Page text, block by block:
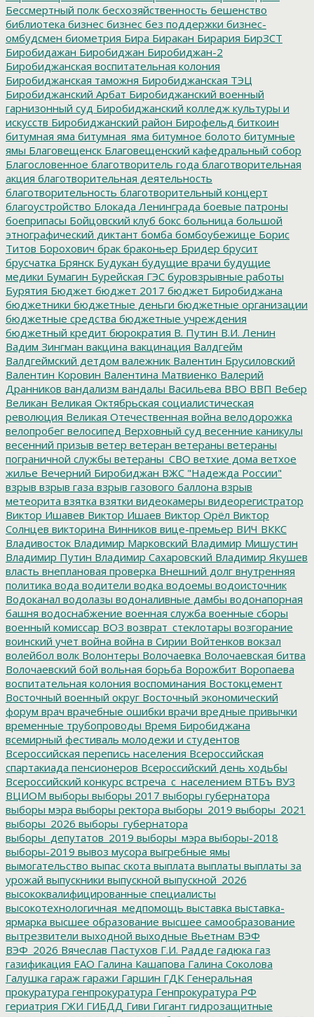
Бессмертный полк бесхозяйственность бешенство
библиотека бизнес бизнес без поддержки бизнес-
омбудсмен биометрия Бира Биракан Бирария БирЗСТ
Биробидажан Биробиджан Биробиджан-2
Биробиджанская воспитательная колония
Биробиджанская таможня Биробиджанская ТЭЦ
Биробиджанский Арбат Биробиджанский военный
гарнизонный суд Биробиджанский колледж культуры и
искусств Биробиджанский район Бирофельд биткоин
битумная яма битумная_яма битумное болото битумные
ямы Благовещенск Благовещенский кафедральный собор
Благословенное благотворитель года благотворительная
акция благотворительная деятельность
благотворительность благотворительный концерт
благоустройство Блокада Ленинграда боевые патроны
боеприпасы Бойцовский клуб бокс больница большой
этнографический диктант бомба бомбоубежище Борис
Титов Борохович брак браконьер Бридер брусит
брусчатка Брянск Будукан будущие врачи будущие
медики Бумагин Бурейская ГЭС буровзрывные работы
Бурятия Бюджет бюджет 2017 бюджет Биробиджана
бюджетники бюджетные деньги бюджетные организации
бюджетные средства бюджетные учреждения
бюджетный кредит бюрократия В. Путин В.И. Ленин
Вадим Зингман вакцина вакцинация Валдгейм
Валдгеймский детдом валежник Валентин Брусиловский
Валентин Коровин Валентина Матвиенко Валерий
Дранников вандализм вандалы Васильева ВВО ВВП Вебер
Великан Великая Октябрьская социалистическая
революция Великая Отечественная война велодорожка
велопробег велосипед Верховный суд весенние каникулы
весенний призыв ветер ветеран ветераны ветераны
пограничной службы ветераны_СВО ветхие дома ветхое
жилье Вечерний Биробиджан ВЖС "Надежда России"
взрыв взрыв газа взрыв газового баллона взрыв
метеорита взятка взятки видеокамеры видеорегистратор
Виктор Ишавев Виктор Ишаев Виктор Орёл Виктор
Солнцев викторина Винников вице-премьер ВИЧ ВККС
Владивосток Владимир Марковский Владимир Мишустин
Владимир Путин Владимир Сахаровский Владимир Якушев
власть внеплановая проверка Внешний долг внутренняя
политика вода водители водка водоемы водоисточник
Водоканал водолазы водоналивные дамбы водонапорная
башня водоснабжение военная служба военные сборы
военный комиссар ВОЗ возврат_стеклотары возгорание
воинский учет война война в Сирии Войтенков вокзал
волейбол волк Волонтеры Волочаевка Волочаевская битва
Волочаевский бой вольная борьба Ворожбит Воропаева
воспитательная колония воспоминания Востокцемент
Восточный военный округ Восточный экономический
форум врач врачебные ошибки врачи вредные привычки
временные трубопроводы Время Биробиджана
всемирный фестиваль молодежи и студентов
Всероссийская перепись населения Всероссийская
спартакиада пенсионеров Всероссийский день ходьбы
Всероссийский конкурс встреча_с_населением ВТБъ ВУЗ
ВЦИОМ выборы выборы 2017 выборы губернатора
выборы мэра выборы ректора выборы_2019 выборы_2021
выборы_2026 выборы_губернатора
выборы_депутатов_2019 выборы_мэра выборы-2018
выборы-2019 вывоз мусора выгребные ямы
вымогательство выпас скота выплата выплаты выплаты за
урожай выпускники выпускной выпускной_2026
высококвалифицированные специалисты
высокотехнологичная_медпомощь выставка выставка-
ярмарка высшее образование высшее самообразование
вытрезвители выходной выходные Вьетнам ВЭФ
ВЭФ_2026 Вячеслав Пастухов Г.И. Радде гадюка газ
газификация ЕАО Галина Кашапова Галина Соколова
Галушка гараж гаражи Гаршин ГДК Генеральная
прокуратура генпрокуратура Генпрокуратура РФ
гериатрия ГЖИ ГИБДД Гиви Гигант гидрозащитные